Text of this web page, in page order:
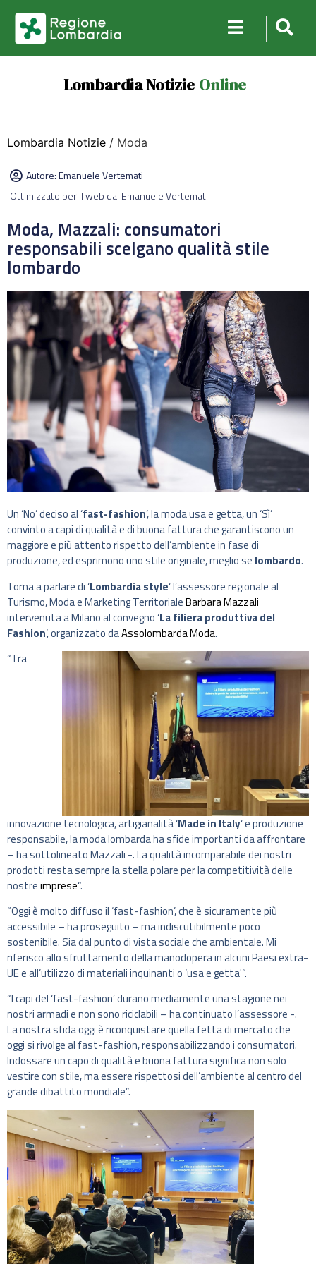
Lombardia Notizie Online
Lombardia Notizie / Moda
Autore:Emanuele Vertemati
Ottimizzato per il web da: Emanuele Vertemati
Moda, Mazzali: consumatori
responsabili scelgano qualità stile
lombardo
Un ‘No’ deciso al ‘fast-fashion‘, la moda usa e getta, un ‘Sì’
convinto a capi di qualità e di buona fattura che garantiscono un
maggiore e più attento rispetto dell’ambiente in fase di
produzione, ed esprimono uno stile originale, meglio se lombardo.
Torna a parlare di ‘Lombardia style‘ l’assessore regionale al
Turismo, Moda e Marketing TerritorialeBarbara Mazzali
intervenuta a Milano al convegno ‘La filiera produttiva del
Fashion‘, organizzato daAssolombarda Moda.
“Tra
innovazione tecnologica, artigianalità ‘Made in Italy‘ e produzione
responsabile, la moda lombarda ha sfide importanti da affrontare
– ha sottolineato Mazzali -. La qualità incomparabile dei nostri
prodotti resta sempre la stella polare per la competitività delle
nostreimprese“.
“Oggi è molto diffuso il ‘fast-fashion’, che è sicuramente più
accessibile – ha proseguito – ma indiscutibilmente poco
sostenibile. Sia dal punto di vista sociale che ambientale. Mi
riferisco allo sfruttamento della manodopera in alcuni Paesi extra-
UE e all’utilizzo di materiali inquinanti o ‘usa e getta'”.
“I capi del ‘fast-fashion’ durano mediamente una stagione nei
nostri armadi e non sono riciclabili – ha continuato l’assessore -.
La nostra sfida oggi è riconquistare quella fetta di mercato che
oggi si rivolge al fast-fashion, responsabilizzando i consumatori.
Indossare un capo di qualità e buona fattura significa non solo
vestire con stile, ma essere rispettosi dell’ambiente al centro del
grande dibattito mondiale”.